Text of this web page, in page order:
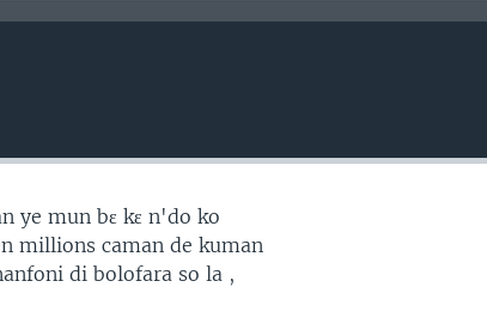
ye mun bɛ kɛ n'do ko
millions caman de kuman
di bolofara so la ,